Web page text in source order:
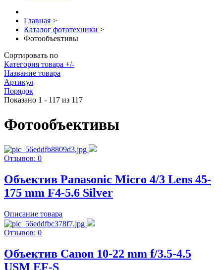
Главная >
Каталог фототехники >
Фотообъективы
Сортировать по
Категория товара +/-
Название товара
Артикул
Порядок
Показано 1 - 117 из 117
Фотообъективы
Отзывов: 0
Объектив Panasonic Micro 4/3 Lens 45-
175 mm F4-5.6 Silver
Описание товара
Отзывов: 0
Объектив Canon 10-22 mm f/3.5-4.5
USM EF-S